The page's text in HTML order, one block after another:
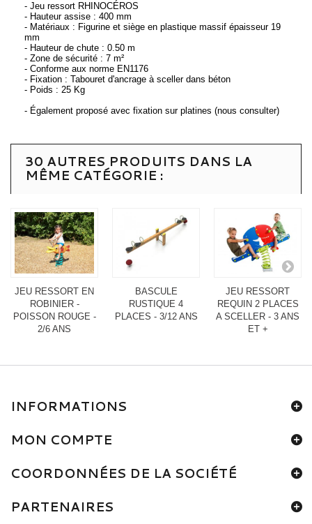
- Jeu ressort RHINOCÉROS
- Hauteur assise : 400 mm
- Matériaux : Figurine et siège en plastique massif épaisseur 19
mm
- Hauteur de chute : 0.50 m
- Zone de sécurité : 7 m²
- Conforme aux norme EN1176
- Fixation : Tabouret d'ancrage à sceller dans béton
- Poids : 25 Kg
- Également proposé avec fixation sur platines (nous consulter)
30 AUTRES PRODUITS DANS LA
MÊME CATÉGORIE :
JEU RESSORT EN
ROBINIER -
POISSON ROUGE -
2/6 ANS
BASCULE
RUSTIQUE 4
PLACES - 3/12 ANS
JEU RESSORT
REQUIN 2 PLACES
A SCELLER - 3 ANS
ET +
INFORMATIONS
MON COMPTE
COORDONNÉES DE LA SOCIÉTÉ
PARTENAIRES